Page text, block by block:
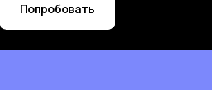
Попробовать